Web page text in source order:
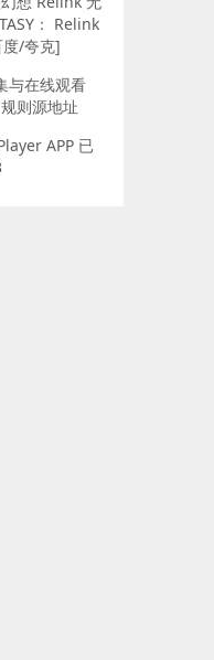
： Relink
/夸克]
与在线观看
则源地址
APP 已